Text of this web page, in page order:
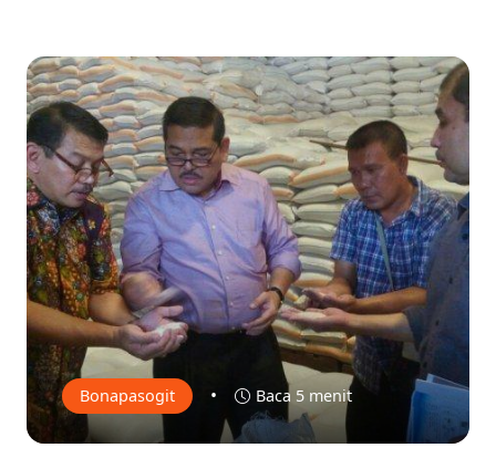
Bonapasogit • Baca 5 menit